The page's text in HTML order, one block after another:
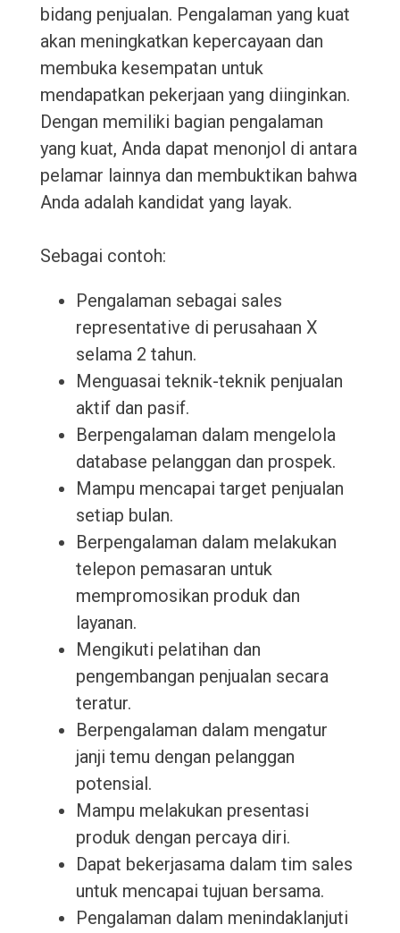
bidang penjualan. Pengalaman yang kuat
akan meningkatkan kepercayaan dan
membuka kesempatan untuk
mendapatkan pekerjaan yang diinginkan.
Dengan memiliki bagian pengalaman
yang kuat, Anda dapat menonjol di antara
pelamar lainnya dan membuktikan bahwa
Anda adalah kandidat yang layak.
Sebagai contoh:
Pengalaman sebagai sales
representative di perusahaan X
selama 2 tahun.
Menguasai teknik-teknik penjualan
aktif dan pasif.
Berpengalaman dalam mengelola
database pelanggan dan prospek.
Mampu mencapai target penjualan
setiap bulan.
Berpengalaman dalam melakukan
telepon pemasaran untuk
mempromosikan produk dan
layanan.
Mengikuti pelatihan dan
pengembangan penjualan secara
teratur.
Berpengalaman dalam mengatur
janji temu dengan pelanggan
potensial.
Mampu melakukan presentasi
produk dengan percaya diri.
Dapat bekerjasama dalam tim sales
untuk mencapai tujuan bersama.
Pengalaman dalam menindaklanjuti